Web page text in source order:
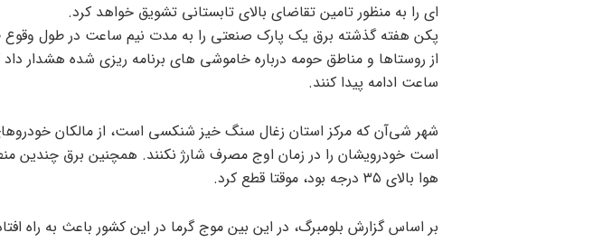
ای را به منظور تامین تقاضای بالای تابستانی تشویق خواهد کرد.
پکن هفته گذشته برق یک پارک صنعتی را به مدت نیم ساعت در طول
ساعت ادامه پیدا کنند.
شهر شی‌آن که مرکز استان زغال سنگ خیز شنکسی است، از مالکان
است خودرویشان را در زمان اوج مصرف شارژ نکنند. همچنین برق چندین
هوا بالای ۳۵ درجه بود، موقتا قطع کرد.
بر اساس گزارش بلومبرگ، در این بین موج گرما در این کشور باعث به راه